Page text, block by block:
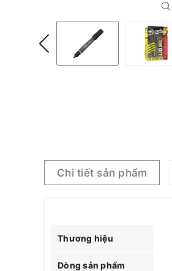
Chi tiết sản phẩm
Thương hiệu
Dòng sản phẩm